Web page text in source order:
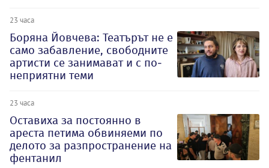
23 часа
Боряна Йовчева: Театърът не е
само забавление, свободните
артисти се занимават и с по-
неприятни теми
23 часа
Оставиха за постоянно в
ареста петима обвиняеми по
делото за разпространение на
фентанил